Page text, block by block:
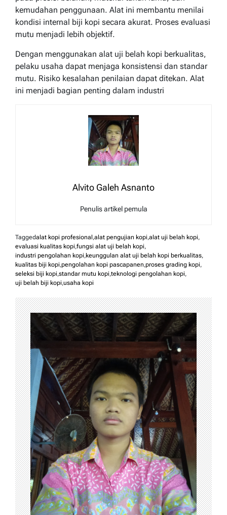
kemudahan penggunaan. Alat ini membantu menilai
kondisi internal biji kopi secara akurat. Proses evaluasi
mutu menjadi lebih objektif.
Dengan menggunakan alat uji belah kopi berkualitas,
pelaku usaha dapat menjaga konsistensi dan standar
mutu. Risiko kesalahan penilaian dapat ditekan. Alat
ini menjadi bagian penting dalam industri
Alvito Galeh Asnanto
Penulis artikel pemula
Taggedalat kopi profesional ,alat pengujian kopi,alat uji belah kopi,
evaluasi kualitas kopi,fungsi alat uji belah kopi,
industri pengolahan kopi,keunggulan alat uji belah kopi berkualitas,
kualitas biji kopi,pengolahan kopi pascapanen,proses grading kopi,
seleksi biji kopi,standar mutu kopi,teknologi pengolahan kopi,
uji belah biji kopi,usaha kopi